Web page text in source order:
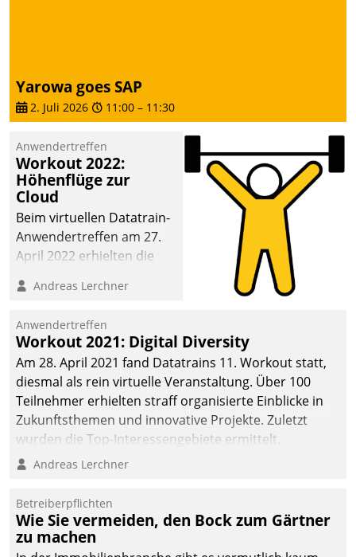
und PropTech.
Yarowa goes SAP
2. Juli 2026 11:00 – 11:30
Anwendertreffen
Workout 2022:
Höhenflüge zur
Cloud
Beim virtuellen Datatrain-
Anwendertreffen am 27.
April 2022 erhielten die
Teilnehmer kurzweilige
Cloud-Strategien und -
Lösungen mit hohem
Zukunftspotenzial.
Andreas Lerchner
Anwendertreffen
Workout 2021: Digital Diversity
Am 28. April 2021 fand Datatrains 11. Workout statt,
diesmal als rein virtuelle Veranstaltung. Über 100
Teilnehmer erhielten straff organisierte Einblicke in
Zukunftsthemen und innovative Projekte. Zuletzt
wurden die Top-Interessengebiete ermittelt.
Andreas Lerchner
Betreiberpflichten
Wie Sie vermeiden, den Bock zum Gärtner
zu machen